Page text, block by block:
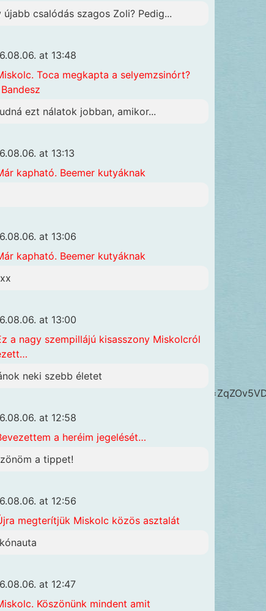
újabb csalódás szagos Zoli? Pedig...
at 13:48
Toca megkapta a selyemzsinórt?
ezt nálatok jobban, amikor...
at 13:13
kapható. Beemer kutyáknak
at 13:06
kapható. Beemer kutyáknak
at 13:00
a nagy szempillájú kisasszony Miskolcról
neki szebb életet
at 12:58
a heréim jegelését…
a tippet!
at 12:56
megterítjük Miskolc közös asztalát
at 12:47
Köszönünk mindent amit